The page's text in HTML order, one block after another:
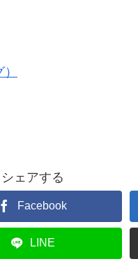
シェアする
Facebook
LINE